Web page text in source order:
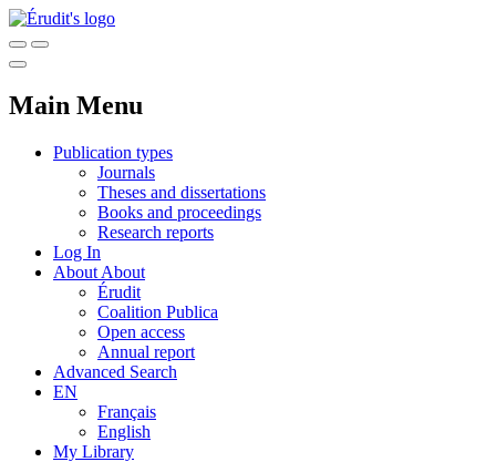
Main Menu
Publication types
Journals
Theses and dissertations
Books and proceedings
Research reports
Log In
About About
Érudit
Coalition Publica
Open access
Annual report
Advanced Search
EN
Français
English
My Library